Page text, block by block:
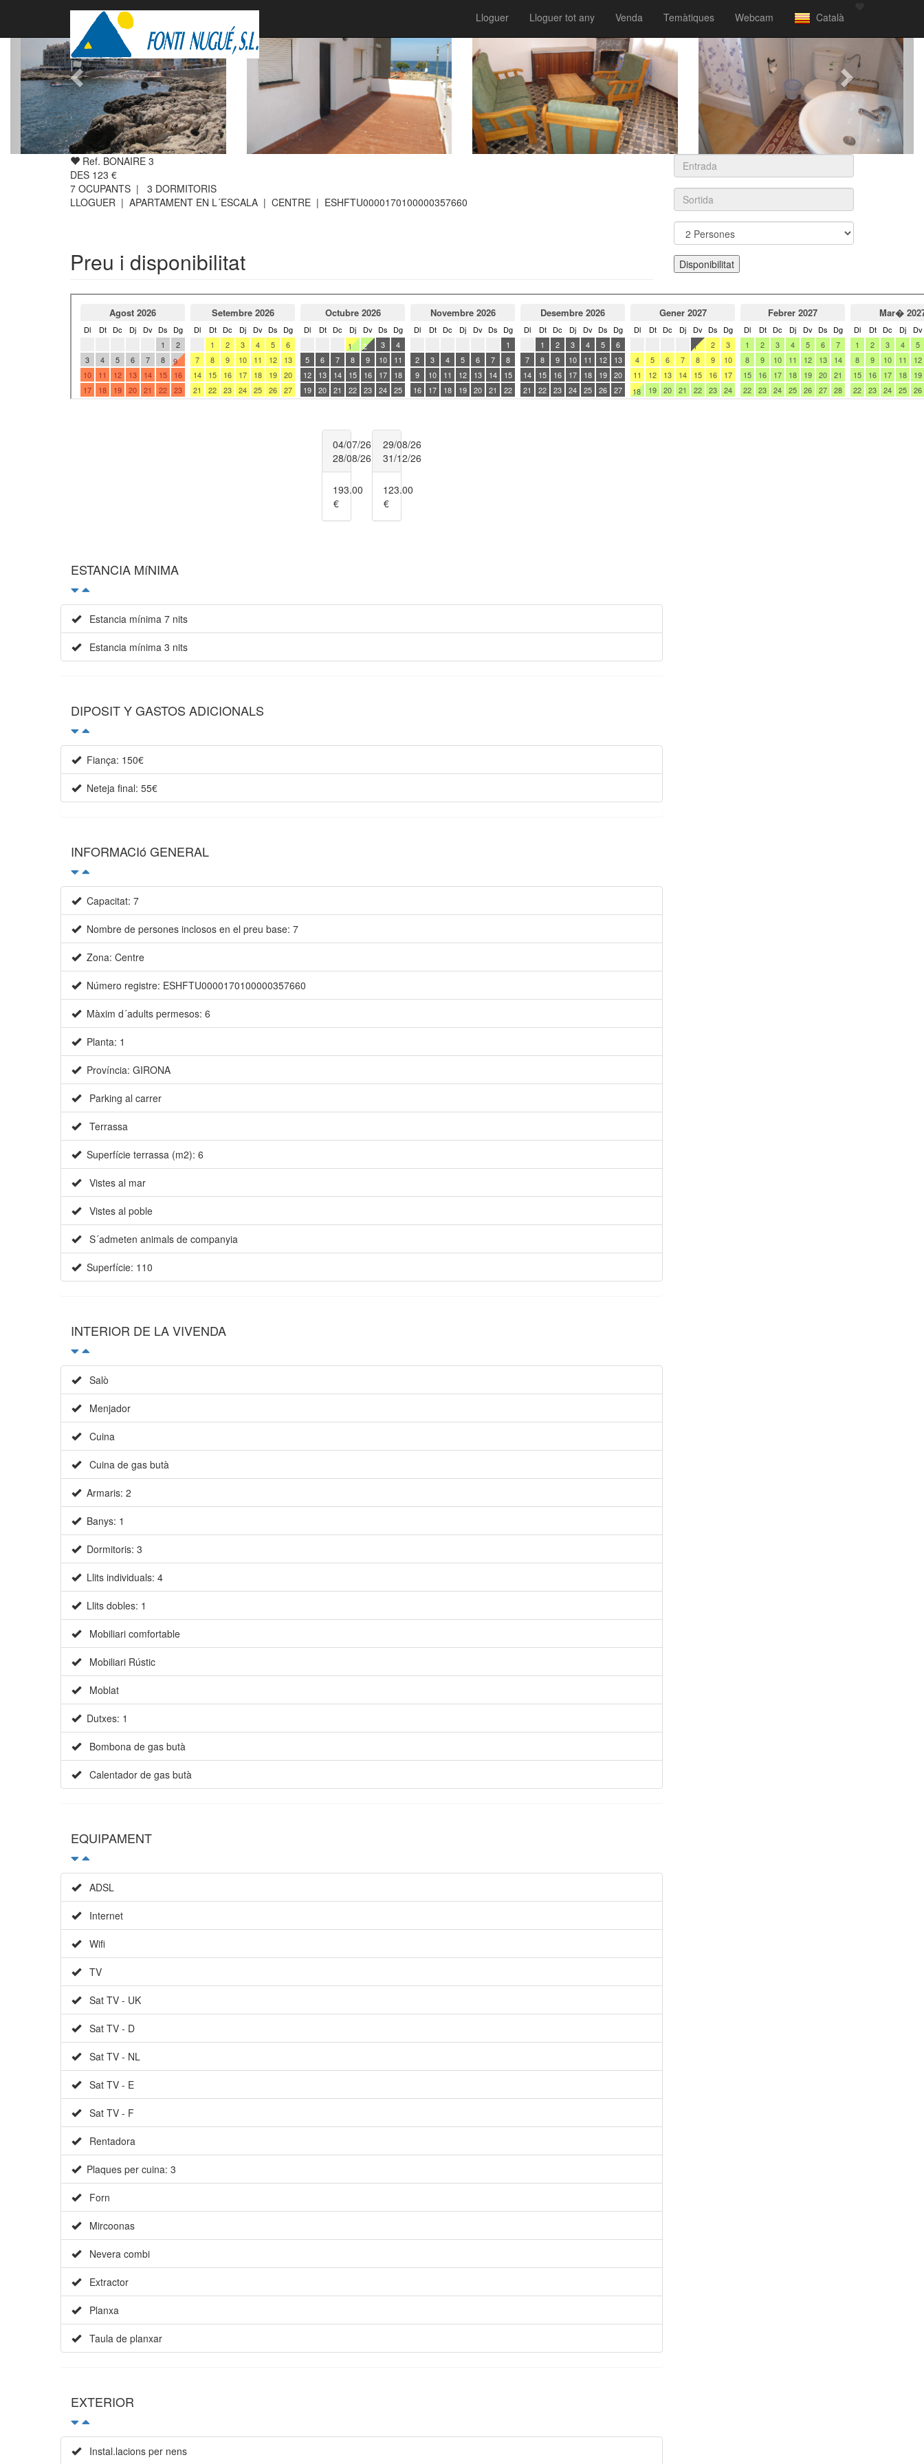
Lloguer Lloguer tot any Venda Temàtiques Webcam Català
Ref. BONAIRE 3
DES 123 €
7 OCUPANTS | 3 DORMITORIS
LLOGUER | APARTAMENT EN L´ESCALA | CENTRE | ESHFTU0000170100000357660
Preu i disponibilitat
04/07/26
28/08/26
193.00
€
29/08/26
31/12/26
123.00
€
ESTANCIA MíNIMA
Estancia mínima 7 nits
Estancia mínima 3 nits
DIPOSIT Y GASTOS ADICIONALS
Fiança: 150€
Neteja final: 55€
INFORMACIó GENERAL
Capacitat: 7
Nombre de persones inclosos en el preu base: 7
Zona: Centre
Número registre: ESHFTU0000170100000357660
Màxim d´adults permesos: 6
Planta: 1
Província: GIRONA
Parking al carrer
Terrassa
Superfície terrassa (m2): 6
Vistes al mar
Vistes al poble
S´admeten animals de companyia
Superfície: 110
INTERIOR DE LA VIVENDA
Salò
Menjador
Cuina
Cuina de gas butà
Armaris: 2
Banys: 1
Dormitoris: 3
Llits individuals: 4
Llits dobles: 1
Mobiliari comfortable
Mobiliari Rústic
Moblat
Dutxes: 1
Bombona de gas butà
Calentador de gas butà
EQUIPAMENT
ADSL
Internet
Wifi
TV
Sat TV - UK
Sat TV - D
Sat TV - NL
Sat TV - E
Sat TV - F
Rentadora
Plaques per cuina: 3
Forn
Mircoonas
Nevera combi
Extractor
Planxa
Taula de planxar
EXTERIOR
Instal.lacions per nens